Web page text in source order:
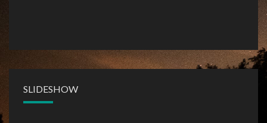
SLIDESHOW